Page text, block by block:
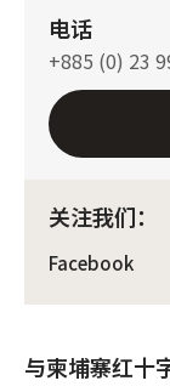
电话
+885 (0) 23
关注我们：
Facebook
与柬埔寨红十